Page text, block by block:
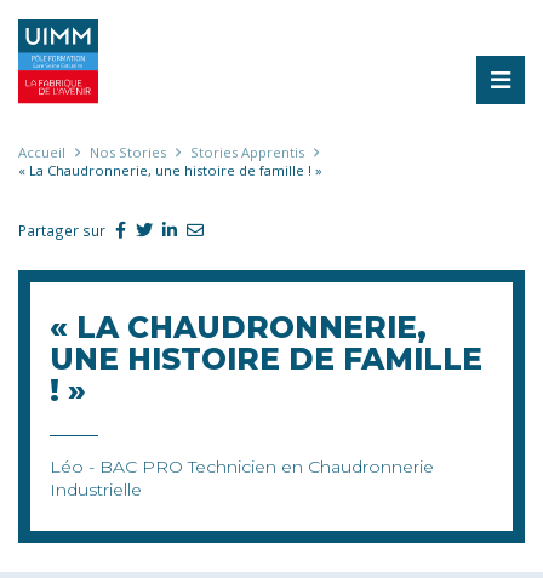
contenu
principal
Fil
Accueil Nos Stories
Stories Apprentis
« La Chaudronnerie, une histoire de famille ! »
« LA CHAUDRONNERIE,
UNE HISTOIRE DE FAMILLE
! »
Léo - BAC PRO Technicien en Chaudronnerie
Industrielle
Partager sur